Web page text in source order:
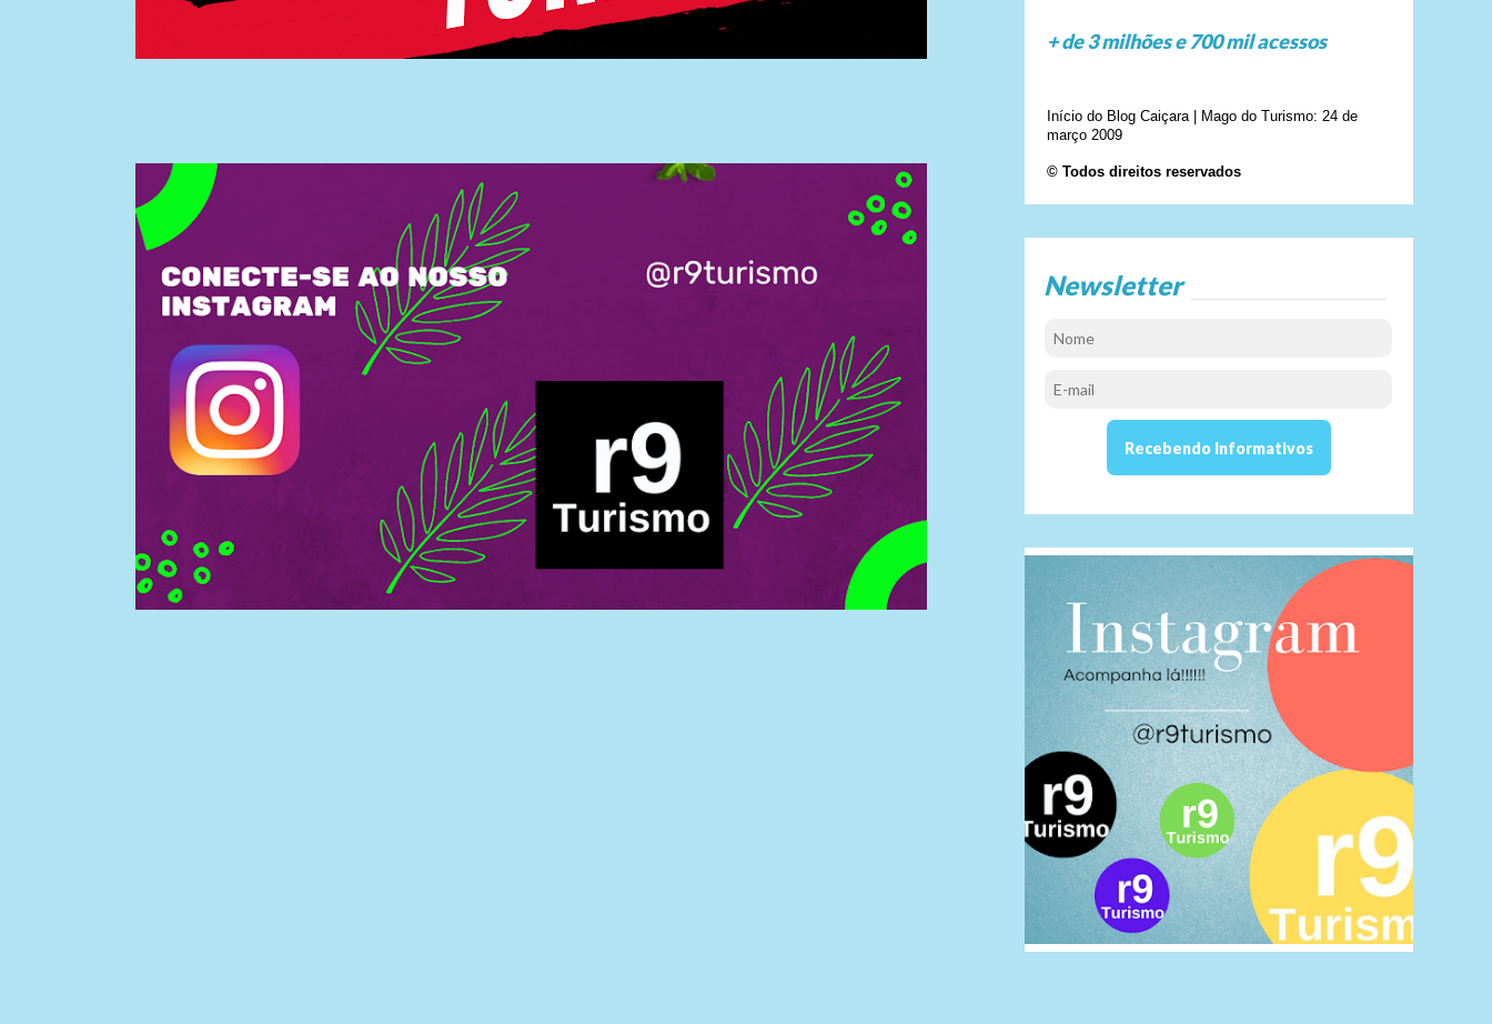
+ de 3 milhões e 700 mil acessos
Início do Blog Caiçara | Mago do Turismo: 24 de
março 2009
© Todos direitos reservados
Newsletter